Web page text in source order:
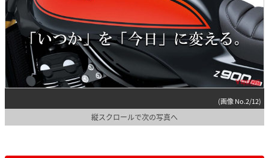
(画像 No.2/12)
縦スクロールで次の写真へ